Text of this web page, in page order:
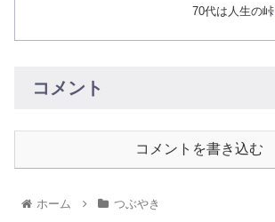
70代は人生の峠
コメント
コメントを書き込む
ホーム つぶやき